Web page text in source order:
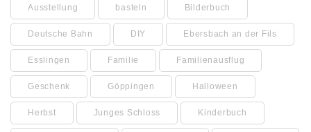
Ausstellung basteln Bilderbuch
Deutsche Bahn DIY Ebersbach an der Fils
Esslingen Familie Familienausflug
Geschenk Göppingen Halloween
Herbst Junges Schloss Kinderbuch